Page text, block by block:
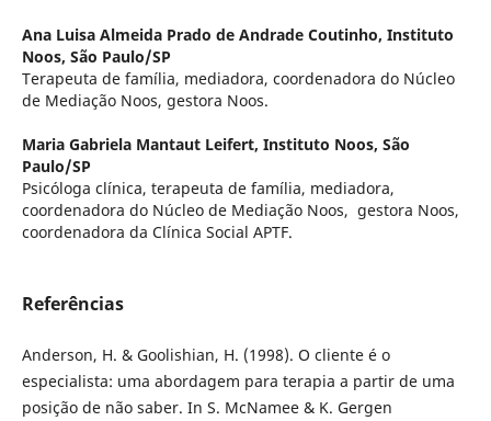
Ana Luisa Almeida Prado de Andrade Coutinho, Instituto
Noos, São Paulo/SP
Terapeuta de família, mediadora, coordenadora do Núcleo
de Mediação Noos, gestora Noos.
Maria Gabriela Mantaut Leifert, Instituto Noos, São
Paulo/SP
Psicóloga clínica, terapeuta de família, mediadora,
coordenadora do Núcleo de Mediação Noos, gestora Noos,
coordenadora da Clínica Social APTF.
Referências
Anderson, H. & Goolishian, H. (1998). O cliente é o
especialista: uma abordagem para terapia a partir de uma
posição de não saber. In S. McNamee & K. Gergen